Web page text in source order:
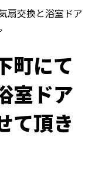
扇交換と浴室ドア
町にて
室ドア
て頂き